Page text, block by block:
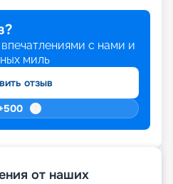
с нами и
миль
отзыв
500
от наших